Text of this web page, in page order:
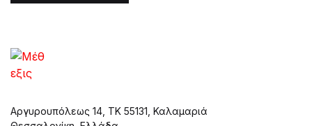
Αργυρουπόλεως 14, ΤΚ 55131, Καλαμαριά